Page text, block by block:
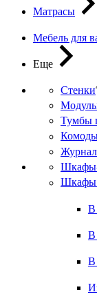
Матрасы
Мебель для
Еще
Стенки
Тумбы
Шкафы
В
В
В